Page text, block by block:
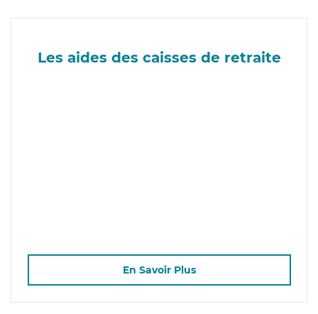
Les aides des caisses de retraite
En Savoir Plus